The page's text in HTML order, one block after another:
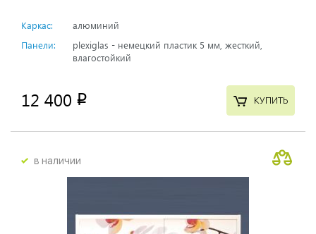
Каркас:
алюминий
Панели:
plexiglas - немецкий пластик 5 мм, жесткий,
влагостойкий
12 400 p КУПИТЬ
в наличии